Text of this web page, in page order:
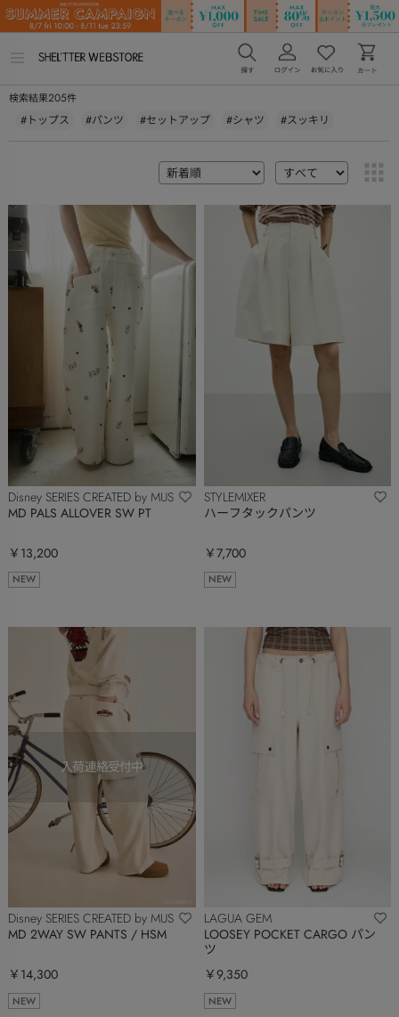
ー
を
検索結果205件
#トップス #パンツ #セットアップ #シャツ #スッキリ
Disney SERIES CREATED by MUS
MD PALS ALLOVER SW PT
￥13,200
NEW
STYLEMIXER
ハーフタックパンツ
￥7,700
NEW
Disney SERIES CREATED by MUS
MD 2WAY SW PANTS / HSM
￥14,300
NEW
LAGUA GEM
LOOSEY POCKET CARGO パン
ツ
￥9,350
NEW